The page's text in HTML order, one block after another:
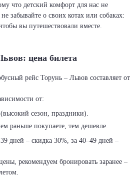
что детский комфорт для нас не
забывайте о своих котах или собаках:
вы путешествовали вместе.
цена билета
рейс Торунь – Львов составляет от
от:
сезон, праздники).
раньше покупаете, тем дешевле.
дней – скидка 30%, за 40–49 дней –
рекомендуем бронировать заранее –